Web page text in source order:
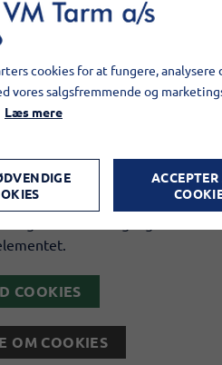
accepteret de påkrævede
Du kan få adgang til
COOKIES
OM COOKIES
cookies for at fungere, analysere
vores salgsfremmende og
Læs mere